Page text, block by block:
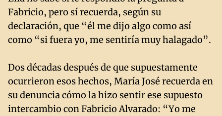
Fabricio, pero sí recuerda, según su
declaración, que “él me dijo algo como así
como “si fuera yo, me sentiría muy halagado”.
Dos décadas después de que supuestamente
ocurrieron esos hechos, María José recuerda en
su denuncia cómo la hizo sentir ese supuesto
intercambio con Fabricio Alvarado: “Yo me